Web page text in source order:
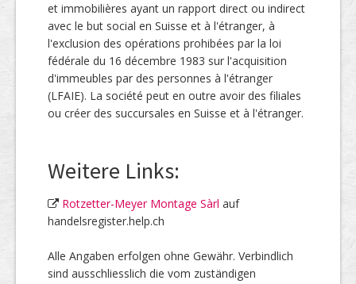
et immobilières ayant un rapport direct ou indirect
avec le but social en Suisse et à l'étranger, à
l'exclusion des opérations prohibées par la loi
fédérale du 16 décembre 1983 sur l'acquisition
d'immeubles par des personnes à l'étranger
(LFAIE). La société peut en outre avoir des filiales
ou créer des succursales en Suisse et à l'étranger.
Weitere Links:
Rotzetter-Meyer Montage Sàrl auf
handelsregister.help.ch
Alle Angaben erfolgen ohne Gewähr. Verbindlich
sind ausschliesslich die vom zuständigen